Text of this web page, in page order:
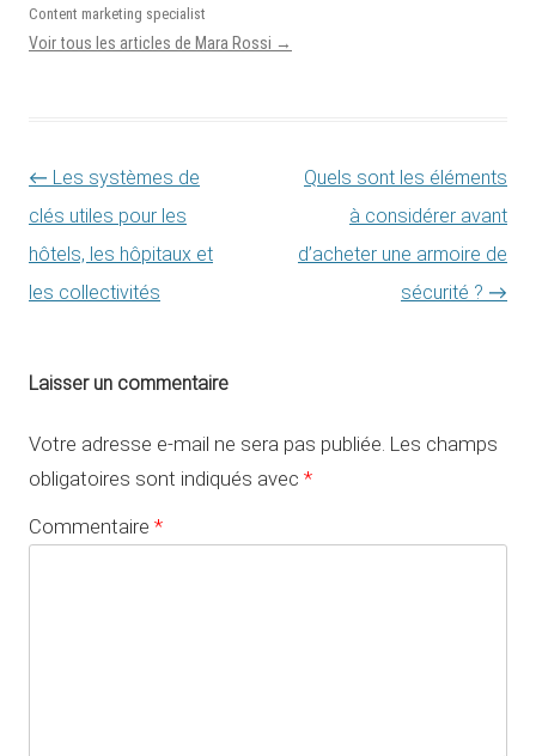
Content marketing specialist
Voir tous les articles de Mara Rossi →
Navigation des articles
← Les systèmes de
clés utiles pour les
hôtels, les hôpitaux et
les collectivités
Quels sont les éléments
à considérer avant
d’acheter une armoire de
sécurité ? →
Laisser un commentaire
Votre adresse e-mail ne sera pas publiée. Les champs
obligatoires sont indiqués avec *
Commentaire *